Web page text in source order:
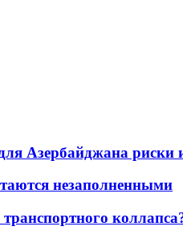
Азербайджана риски
незаполненными